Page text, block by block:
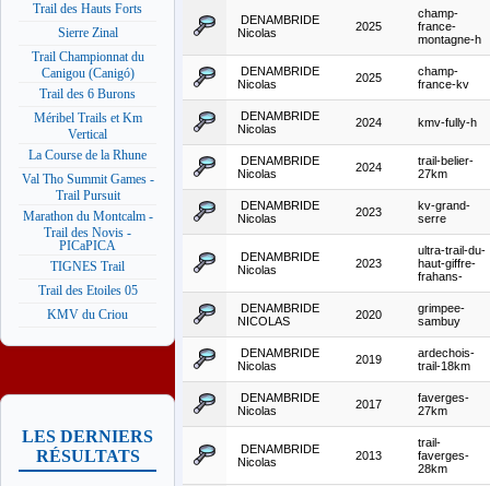
Trail des Hauts Forts
Sierre Zinal
Trail Championnat du
Canigou (Canigó)
Trail des 6 Burons
Méribel Trails et Km
Vertical
La Course de la Rhune
Val Tho Summit Games -
Trail Pursuit
Marathon du Montcalm -
Trail des Novis -
PICaPICA
TIGNES Trail
Trail des Etoiles 05
KMV du Criou
LES DERNIERS
RÉSULTATS
DENAMBRIDE
Nicolas
2025
champ-
france-
montagne-h
DENAMBRIDE
Nicolas
2025
champ-
france-kv
DENAMBRIDE
Nicolas
2024 kmv-fully-h
DENAMBRIDE
Nicolas
2024
trail-belier-
27km
DENAMBRIDE
Nicolas
2023
kv-grand-
serre
DENAMBRIDE
Nicolas
2023
ultra-trail-du-
haut-giffre-
frahans-
DENAMBRIDE
NICOLAS
2020
grimpee-
sambuy
DENAMBRIDE
Nicolas
2019
ardechois-
trail-18km
DENAMBRIDE
Nicolas
2017
faverges-
27km
DENAMBRIDE
Nicolas
2013
trail-
faverges-
28km